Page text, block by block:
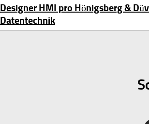
Designer HMI pro Hönigsberg &
Datentechnik